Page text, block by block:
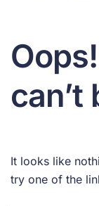
can’t
It looks like
try one of the